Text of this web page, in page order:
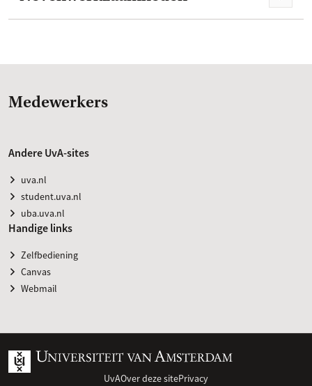
Medewerkers
Andere UvA-sites
uva.nl
student.uva.nl
uba.uva.nl
Handige links
Zelfbediening
Canvas
Webmail
UvAOver deze sitePrivacy